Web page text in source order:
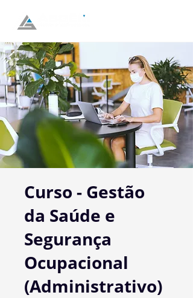
Curso - Gestão
da Saúde e
Segurança
Ocupacional
(Administrativo)